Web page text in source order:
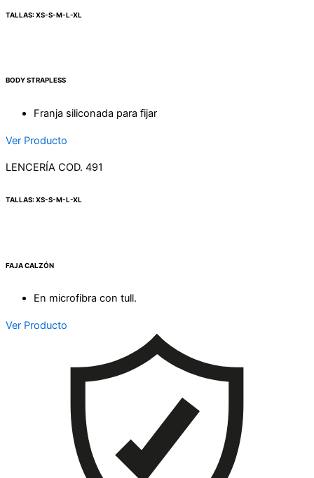
TALLAS: XS-S-M-L-XL
BODY STRAPLESS
Franja siliconada para fijar
Ver Producto
LENCERÍA COD. 491
TALLAS: XS-S-M-L-XL
FAJA CALZÓN
En microfibra con tull.
Ver Producto